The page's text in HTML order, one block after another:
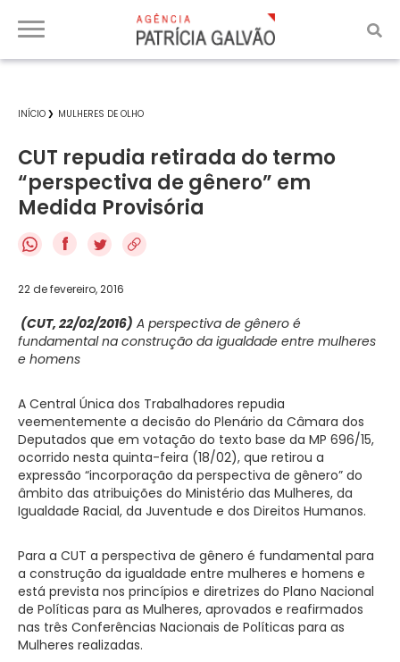
INÍCIO MULHERES DE OLHO
CUT repudia retirada do termo
“perspectiva de gênero” em
Medida Provisória
f
22 de fevereiro, 2016
(CUT, 22/02/2016) A perspectiva de gênero é
fundamental na construção da igualdade entre mulheres
e homens
A Central Única dos Trabalhadores repudia
veementemente a decisão do Plenário da Câmara dos
Deputados que em votação do texto base da MP 696/15,
ocorrido nesta quinta-feira (18/02), que retirou a
expressão “incorporação da perspectiva de gênero” do
âmbito das atribuições do Ministério das Mulheres, da
Igualdade Racial, da Juventude e dos Direitos Humanos.
Para a CUT a perspectiva de gênero é fundamental para
a construção da igualdade entre mulheres e homens e
está prevista nos princípios e diretrizes do Plano Nacional
de Políticas para as Mulheres, aprovados e reafirmados
nas três Conferências Nacionais de Políticas para as
Mulheres realizadas.